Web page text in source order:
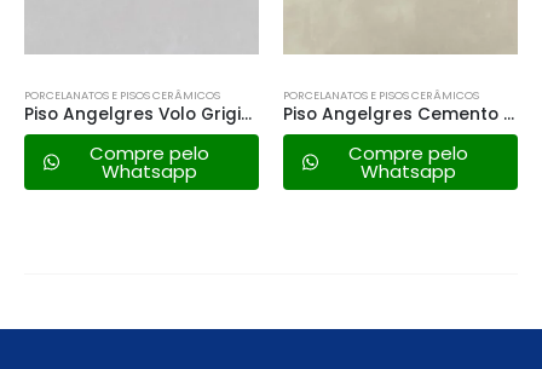
PORCELANATOS E PISOS CERÂMICOS
Piso Angelgres Cemento Natural Plus – 60×60 a
Compre pelo
Whatsapp
PORCELANATOS E PISOS CERÂMICOS
Piso Angelgres Shine Plus Retificado – 58×58 a
Compre pelo
Whatsapp